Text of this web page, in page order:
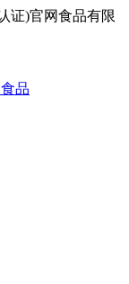
证)官网食品有限